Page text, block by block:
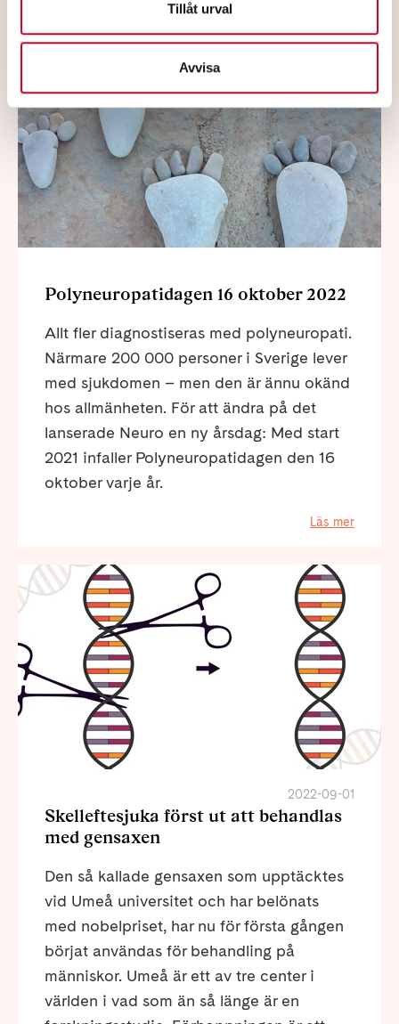
Tillåt urval
Avvisa
Polyneuropatidagen 16 oktober 2022
Allt fler diagnostiseras med polyneuropati.
Närmare 200 000 personer i Sverige lever
med sjukdomen – men den är ännu okänd
hos allmänheten. För att ändra på det
lanserade Neuro en ny årsdag: Med start
2021 infaller Polyneuropatidagen den 16
oktober varje år.
Läs mer
2022-09-01
Skelleftesjuka först ut att behandlas
med gensaxen
Den så kallade gensaxen som upptäcktes
vid Umeå universitet och har belönats
med nobelpriset, har nu för första gången
börjat användas för behandling på
människor. Umeå är ett av tre center i
världen i vad som än så länge är en